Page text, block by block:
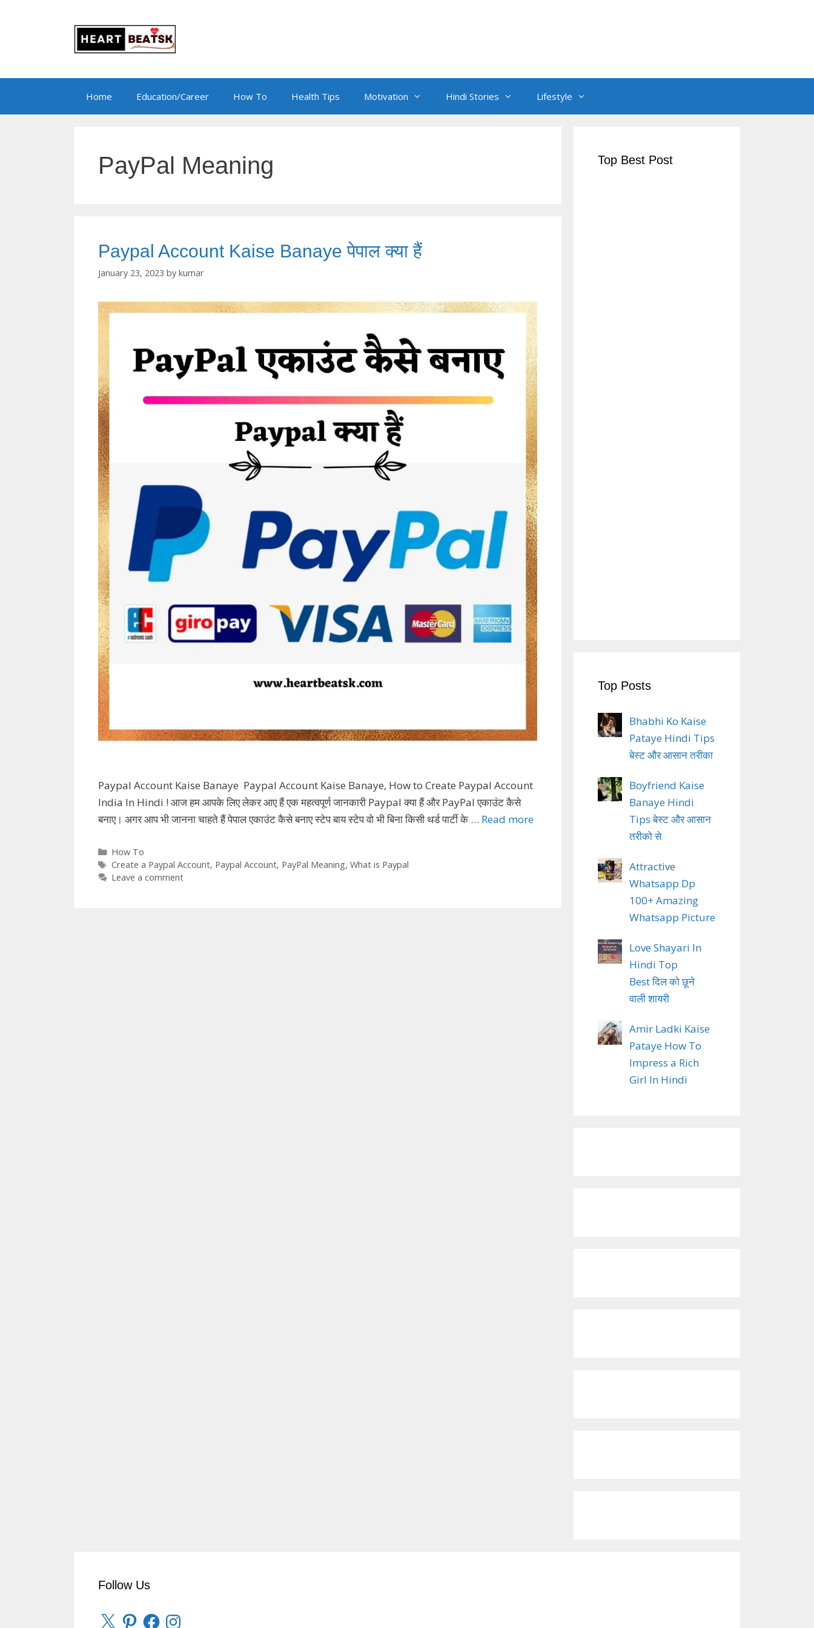
Home Education/Career How To Health Tips Motivation Hindi Stories Lifestyle
PayPal Meaning
Paypal Account Kaise Banaye पेपाल क्या हैं
January 23, 2023 by kumar
Paypal Account Kaise Banaye Paypal Account Kaise Banaye, How to Create Paypal Account
India In Hindi ! आज हम आपके लिए लेकर आए हैं एक महत्वपूर्ण जानकारी Paypal क्या हैं और PayPal एकाउंट कैसे
बनाए। अगर आप भी जानना चाहते हैं पेपाल एकाउंट कैसे बनाए स्टेप बाय स्टेप वो भी बिना किसी थर्ड पार्टी के … Read more
Categories
How To
Tags
Create a Paypal Account, Paypal Account, PayPal Meaning, What is Paypal
Leave a comment
Top Best Post
Top Posts
Bhabhi Ko Kaise
Pataye Hindi Tips
बेस्ट और आसान तरीका
Boyfriend Kaise
Banaye Hindi
Tips बेस्ट और आसान
तरीको से
Attractive
Whatsapp Dp
100+ Amazing
Whatsapp Picture
Love Shayari In
Hindi Top
Best दिल को छूने
वाली शायरी
Amir Ladki Kaise
Pataye How To
Impress a Rich
Girl In Hindi
Follow Us
X PinterestFacebookInstagram